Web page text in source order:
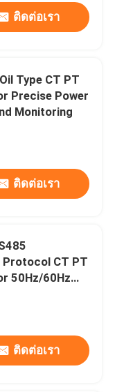
ติดต่อเรา
Type CT PT
Precise Power
Monitoring
ติดต่อเรา
Protocol CT PT
50Hz/60Hz
ติดต่อเรา